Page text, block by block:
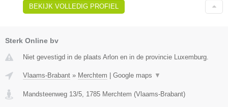
BEKIJK VOLLEDIG PROFIEL
Sterk Online bv
Niet gevestigd in de plaats Arlon en in de provincie Luxemburg.
Vlaams-Brabant » Merchtem Google maps ▼
Mandsteenweg 13/5, 1785 Merchtem (Vlaams-Brabant)